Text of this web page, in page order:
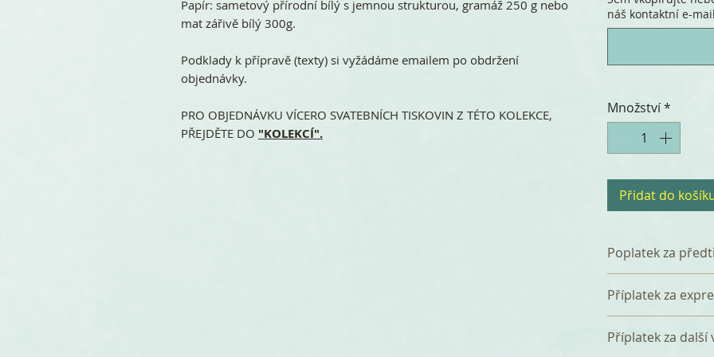
Papír: sametový přírodní bílý s jemnou strukturou, gramáž 250 g nebo
mat zářivě bílý 300g.
Podklady k přípravě (texty) si vyžádáme emailem po obdržení
objednávky.
PRO OBJEDNÁVKU VÍCERO SVATEBNÍCH TISKOVIN Z TÉTO KOLEKCE,
PŘEJDĚTE DO "KOLEKCÍ".
náš kontaktní e-
Množství*
Přidat do
Poplatek za
poplatek 360 Kč
který zahrnuje
a tři korektury.
Příplatek za
dnů bez
Příplatek za další